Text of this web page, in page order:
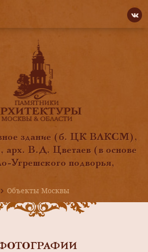
здание (б. ЦК ВЛКСМ),
арх. В.Д. Цветаев (в основе
Угрешского подворья,
Объекты Москвы